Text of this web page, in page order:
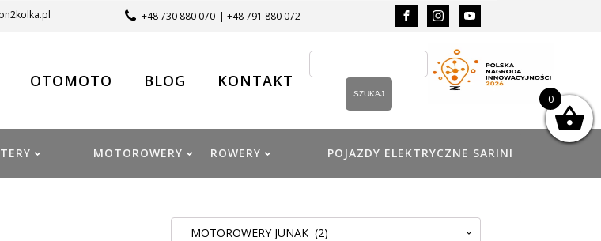
+48 730 880 070 | +48 791 880 072
OTOMOTO BLOG KONTAKT
MOTOROWERY ROWERY POJAZDY ELEKTRYCZNE SARINI
MOTOROWERY JUNAK (2)
0